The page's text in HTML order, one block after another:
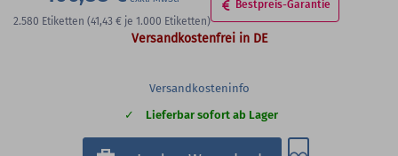
2.580 Etiketten (41,43 € je 1.000 Etiketten)
Bestpreis-Garantie
Versandkostenfrei in DE
Versandkosteninfo
Lieferbar sofort ab Lager